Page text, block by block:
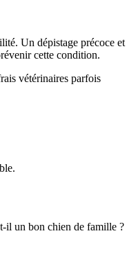
Un dépistage précoce et
cette condition.
vétérinaires parfois
il un bon chien de famille ?